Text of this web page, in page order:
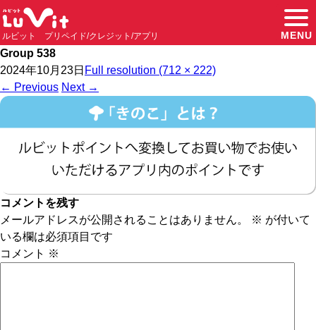
ルビット プリペイド/クレジット/アプリ MENU
Group 538
2024年10月23日 Full resolution (712 × 222)
← Previous Next →
コメントを残す
メールアドレスが公開されることはありません。
※ が付いて
いる欄は必須項目です
コメント ※